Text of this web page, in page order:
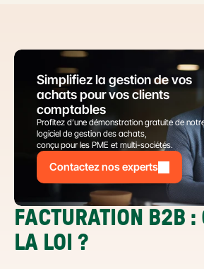
Simplifiez la gestion de vos
achats pour vos clients
comptables
Profitez d’une démonstration gratuite de
logiciel de gestion des achats,
conçu pour les PME et multi-sociétés.
Contactez nos experts
FACTURATION B2B :
LA LOI ?